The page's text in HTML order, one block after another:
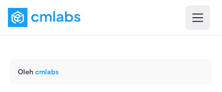
Oleh cmlabs